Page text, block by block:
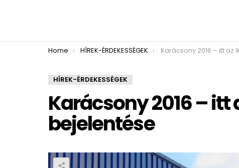
You are here:
Home HÍREK-ÉRDEKESSÉGEK Karácsony 2016 – itt az IKEA
HÍREK-ÉRDEKESSÉGEK
Karácsony 2016 – itt
bejelentése